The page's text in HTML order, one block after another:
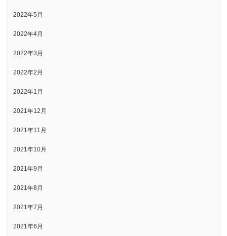
2022年5月
2022年4月
2022年3月
2022年2月
2022年1月
2021年12月
2021年11月
2021年10月
2021年9月
2021年8月
2021年7月
2021年6月